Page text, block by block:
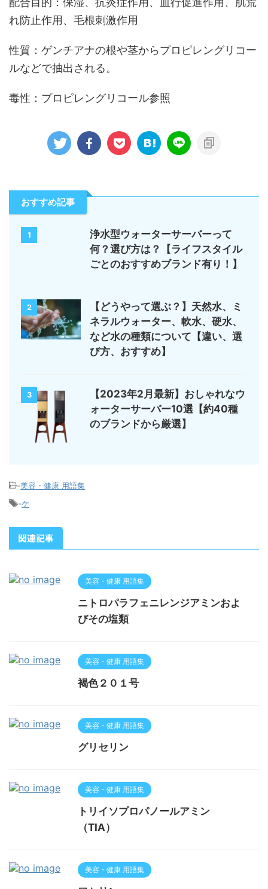
れ防止作用、毛根刺激作用
性質：ゲンチアナの根や茎からプロピレングリコー
ルなどで抽出される。
毒性：プロピレングリコール参照
おすすめ記事
1
浄水型ウォーターサーバーって
何？選び方は？【ライフスタイル
ごとのおすすめブランド有り！】
2
【どうやって選ぶ？】天然水、ミ
ネラルウォーター、軟水、硬水、
など水の種類について【違い、選
び方、おすすめ】
3
【2023年2月最新】おしゃれなウ
ォーターサーバー10選【約40種
のブランドから厳選】
-美容・健康 用語集
-ケ
関連記事
美容・健康 用語集
ニトロパラフェニレンジアミンおよ
びその塩類
美容・健康 用語集
褐色２０１号
美容・健康 用語集
グリセリン
美容・健康 用語集
トリイソプロパノールアミン
（TIA）
美容・健康 用語集